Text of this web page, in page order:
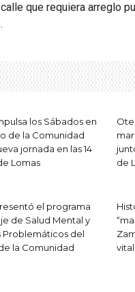
que requiera arreglo
los Sábados en
de la Comunidad
jornada en las 14
Lomas
de
el programa
de Salud Mental y
Problemáticos del
la Comunidad